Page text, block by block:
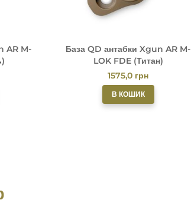
AR M-
База QD антабки Xgun AR M-
LOK FDE (Титан)
1575,0 грн
В КОШИК